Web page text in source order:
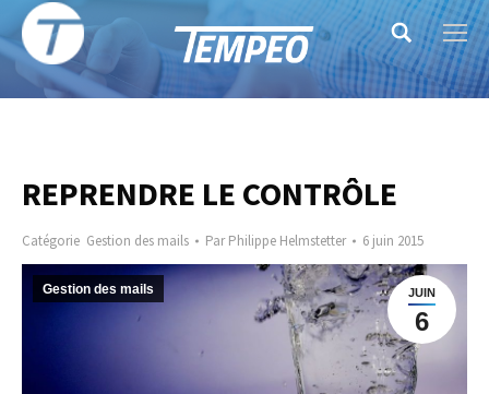
Search:
REPRENDRE LE CONTRÔLE
Catégorie Gestion des mails ParPhilippe Helmstetter 6 juin 2015
JUIN
6
Gestion des mails